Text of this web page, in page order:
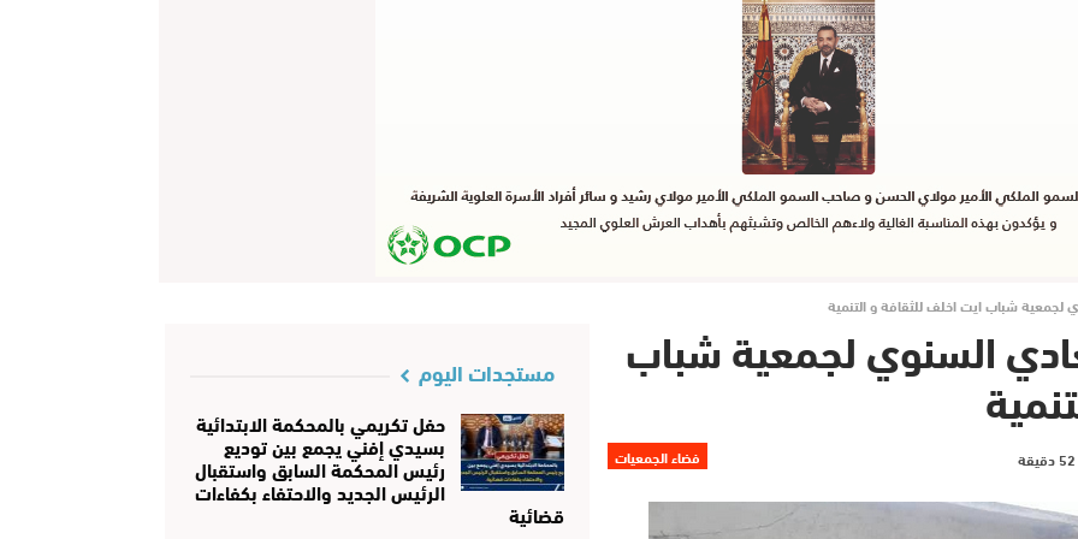
لجمعية شباب ايت اخلف للثقافة و التنمية
السنوي لجمعية شباب
فضاء الجمعيات
مستجدات اليوم
حفل تكريمي بالمحكمة الابتدائية
بسيدي إفني يجمع بين توديع
رئيس المحكمة السابق واستقبال
الرئيس الجديد والاحتفاء بكفاءات
قضائية